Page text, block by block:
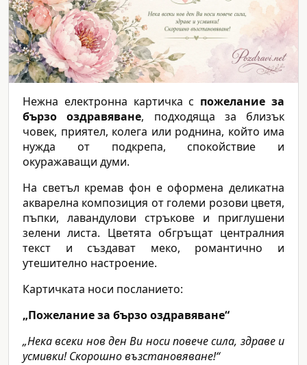
Нежна електронна картичка с пожелание за
бързо оздравяване, подходяща за близък
човек, приятел, колега или роднина, който има
нужда от подкрепа, спокойствие и
окуражаващи думи.
На светъл кремав фон е оформена деликатна
акварелна композиция от големи розови цветя,
пъпки, лавандулови стръкове и приглушени
зелени листа. Цветята обгръщат централния
текст и създават меко, романтично и
утешително настроение.
Картичката носи посланието:
„Пожелание за бързо оздравяване“
„Нека всеки нов ден Ви носи повече сила, здраве и
усмивки! Скорошно възстановяване!“